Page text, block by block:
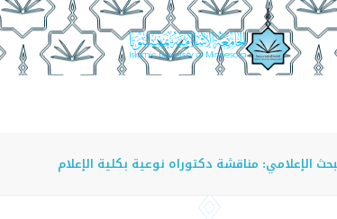
الإعلامي: مناقشة دكتوراه نوعية بكلية الإعلام